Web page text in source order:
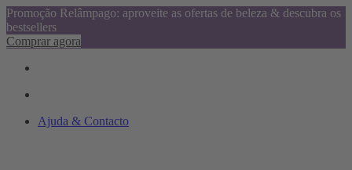
Promoção Relâmpago: aproveite as ofertas de beleza & descubra os
bestsellers
Comprar agora
Ajuda & Contacto